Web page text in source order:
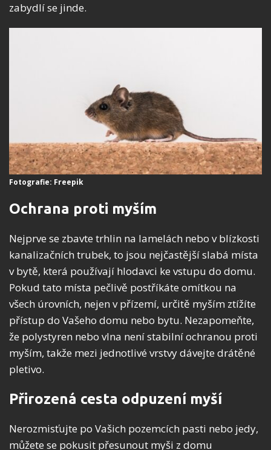
zabydlí se jinde.
Fotografie: Freepik
Ochrana proti myším
Nejprve se zbavte trhlin na lamelách nebo v blízkosti
kanalizačních trubek, to jsou nejčastější slabá místa
v bytě, která používají hlodavci ke vstupu do domu.
Pokud tato místa pečlivě postříkáte omítkou na
všech úrovních, nejen v přízemí, určitě myším ztížíte
přístup do Vašeho domu nebo bytu. Nezapomeňte,
že polystyren nebo vlna není stabilní ochranou proti
myším, takže mezi jednotlivé vrstvy dávejte drátěné
pletivo.
Přirozená cesta odpuzení myší
Nerozmisťujte po Vašich pozemcích pasti nebo jedy,
můžete se pokusit přesunout myši z domu